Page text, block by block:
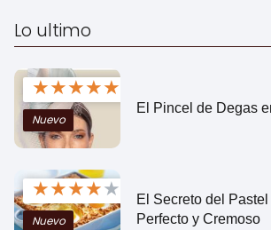
Lo ultimo
★★★★★
Nuevo
El Pincel de Degas
★★★★★
Nuevo
El Secreto del
Perfecto y Cremoso